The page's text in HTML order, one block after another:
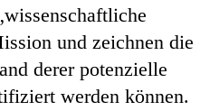
und zeichnen die
derer potenzielle
werden können.